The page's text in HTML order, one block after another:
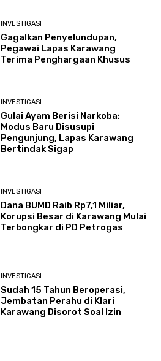
INVESTIGASI
Gagalkan Penyelundupan,
Pegawai Lapas Karawang
Terima Penghargaan Khusus
INVESTIGASI
Gulai Ayam Berisi Narkoba:
Modus Baru Disusupi
Pengunjung, Lapas Karawang
Bertindak Sigap
INVESTIGASI
Dana BUMD Raib Rp7,1 Miliar,
Korupsi Besar di Karawang Mulai
Terbongkar di PD Petrogas
INVESTIGASI
Sudah 15 Tahun Beroperasi,
Jembatan Perahu di Klari
Karawang Disorot Soal Izin